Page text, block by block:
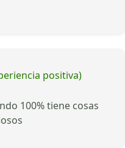
positiva)
100% tiene cosas